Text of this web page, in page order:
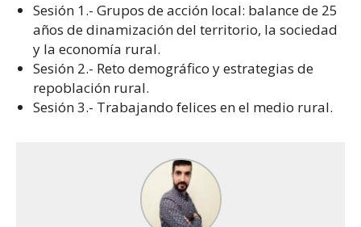
Sesión 1.- Grupos de acción local: balance de 25
años de dinamización del territorio, la sociedad
y la economía rural.
Sesión 2.- Reto demográfico y estrategias de
repoblación rural.
Sesión 3.- Trabajando felices en el medio rural.